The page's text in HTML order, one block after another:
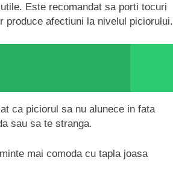
Este recomandat sa porti tocuri
produce afectiuni la nivelul piciorului.
ca piciorul sa nu alunece in fata
sau sa te stranga.
mai comoda cu tapla joasa